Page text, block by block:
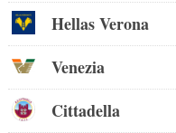
Hellas Verona
Venezia
Cittadella